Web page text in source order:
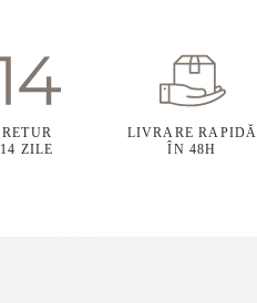
RETUR
14 ZILE
LIVRARE RAPIDĂ
ÎN 48H